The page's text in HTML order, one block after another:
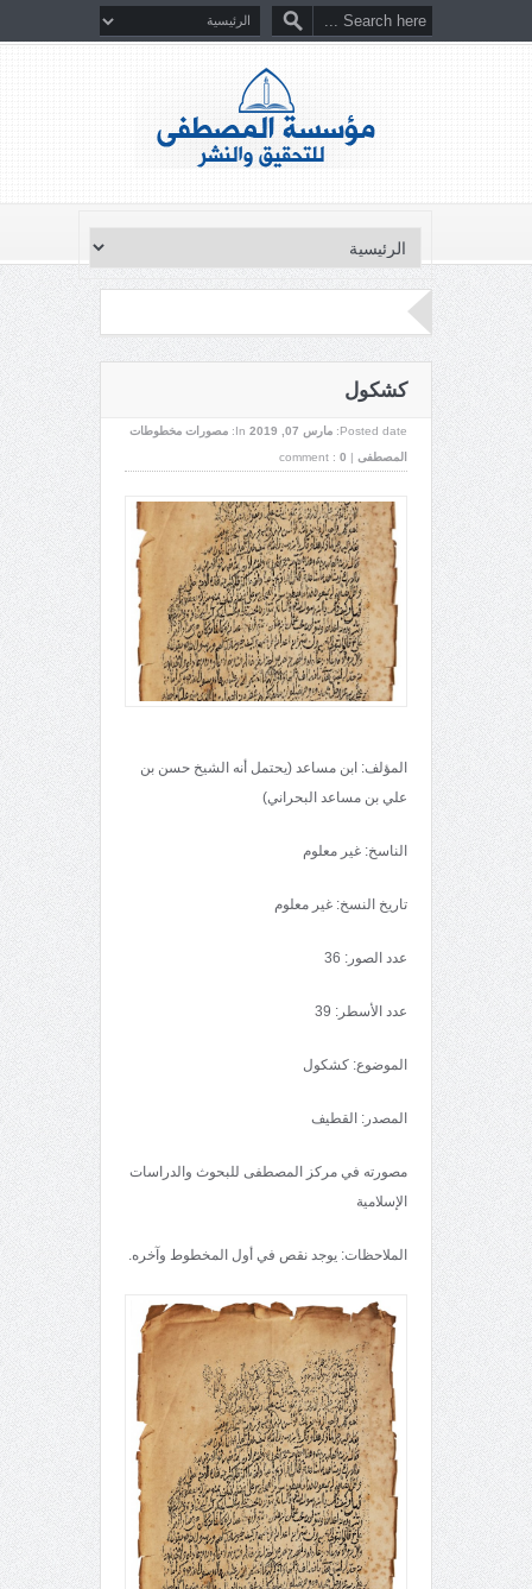
كشكول
Posted date: مارس 07, 2019 In:
مصورات مخطوطات
المصطفى |
comment : 0
المؤلف: ابن مساعد (يحتمل أنه الشيخ حسن بن
علي بن مساعد البحراني)
الناسخ: غير معلوم
تاريخ النسخ: غير معلوم
عدد الصور: 36
عدد الأسطر: 39
الموضوع: كشكول
المصدر: القطيف
مصورته في مركز المصطفى للبحوث والدراسات
الإسلامية
الملاحظات: يوجد نقص في أول المخطوط وآخره.